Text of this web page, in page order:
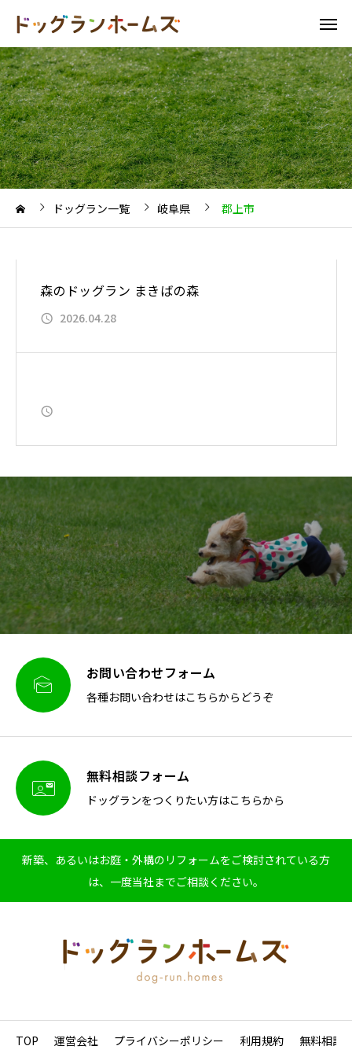
ドッグラン一覧 岐阜県 郡上市
森のドッグラン まきばの森
2026.04.28
 お問い合わせフォーム
各種お問い合わせはこちらからどうぞ
 無料相談フォーム
ドッグランをつくりたい方はこちらから
新築、あるいはお庭・外構のリフォームをご検討されている方
は、一度当社までご相談ください。
TOP 運営会社 プライバシーポリシー 利用規約 無料相談